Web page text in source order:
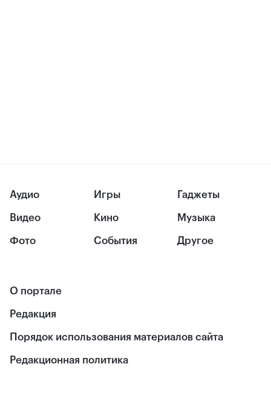
Аудио
Видео
Фото
Игры
Кино
События
Гаджеты
Музыка
Другое
О портале
Редакция
Порядок использования материалов сайта
Редакционная политика